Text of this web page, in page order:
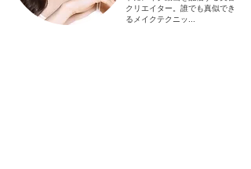
クリエイター。誰でも真似でき
るメイクテクニッ...